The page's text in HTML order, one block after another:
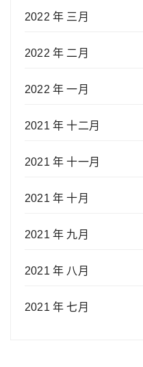
2022 年 三月
2022 年 二月
2022 年 一月
2021 年 十二月
2021 年 十一月
2021 年 十月
2021 年 九月
2021 年 八月
2021 年 七月